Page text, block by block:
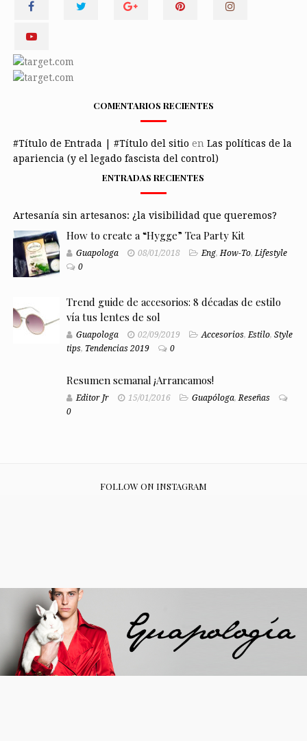
COMENTARIOS RECIENTES
#Título de Entrada | #Título del sitio en Las políticas de la
apariencia (y el legado fascista del control)
ENTRADAS RECIENTES
Artesanía sin artesanos: ¿la visibilidad que queremos?
How to create a “Hygge” Tea Party Kit
Guapologa 08/01/2018 Eng,How-To,Lifestyle
0
Trend guide de accesorios: 8 décadas de estilo
vía tus lentes de sol
Guapologa 02/09/2019 Accesorios,Estilo, Style
tips, Tendencias 2019 0
Resumen semanal ¡Arrancamos!
Editor Jr 15/01/2016 Guapóloga,Reseñas
0
FOLLOW ON INSTAGRAM